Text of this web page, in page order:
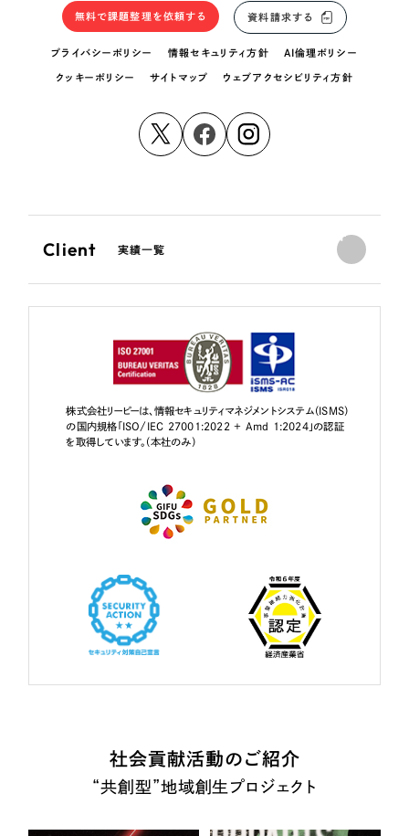
無料で課題整理を依頼する 資料請求する
プライバシーポリシー 情報セキュリティ方針 AI倫理ポリシー
クッキーポリシー サイトマップ ウェブアクセシビリティ方針
Client 実績一覧
株式会社リーピーは、情報セキュリティマネジメントシステム（ISMS）
の国内規格「ISO/IEC 27001:2022 + Amd 1:2024」の認証
を取得しています。（本社のみ）
社会貢献活動のご紹介
“共創型”地域創生プロジェクト